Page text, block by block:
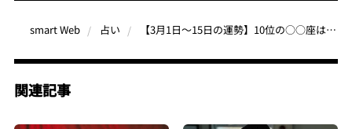
smart Web 占い 【3月1日〜15日の運勢】10位の○○座はラッキースポットの温泉でリフレッシュ♪ 4位の○○座はギラギラ派手な格好で、ネオン街に繰り出しちゃえ！| 辰巳シーナのなんとなく占い
関連記事